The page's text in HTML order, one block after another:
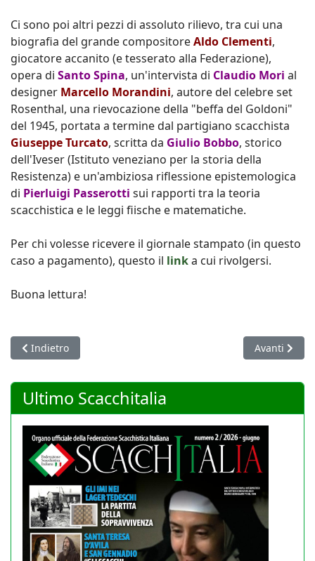
Ci sono poi altri pezzi di assoluto rilievo, tra cui una
biografia del grande compositoreAldo Clementi,
giocatore accanito (e tesserato alla Federazione),
opera di Santo Spina, un'intervista di Claudio Mori al
designer Marcello Morandini, autore del celebre set
Rosenthal, una rievocazione della "beffa del Goldoni"
del 1945, portata a termine dal partigiano scacchista
Giuseppe Turcato, scritta da Giulio Bobbo, storico
dell'Iveser (Istituto veneziano per la storia della
Resistenza) e un'ambiziosa riflessione epistemologica
di Pierluigi Passerotti sui rapporti tra la teoria
scacchistica e le leggi fiische e matematiche.
Per chi volesse ricevere il giornale stampato (in questo
caso a pagamento), questo il linka cui rivolgersi.
Buona lettura!
Articolo precedente: Campionati europei a squadre di
Indietro Articolo
Avanti
Ultimo Scacchitalia